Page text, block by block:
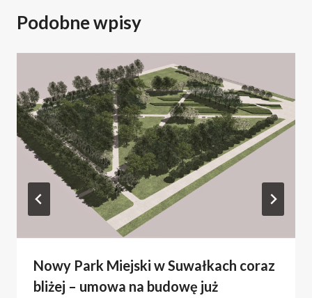
Podobne wpisy
Nowy Park Miejski w Suwałkach coraz
bliżej – umowa na budowę już